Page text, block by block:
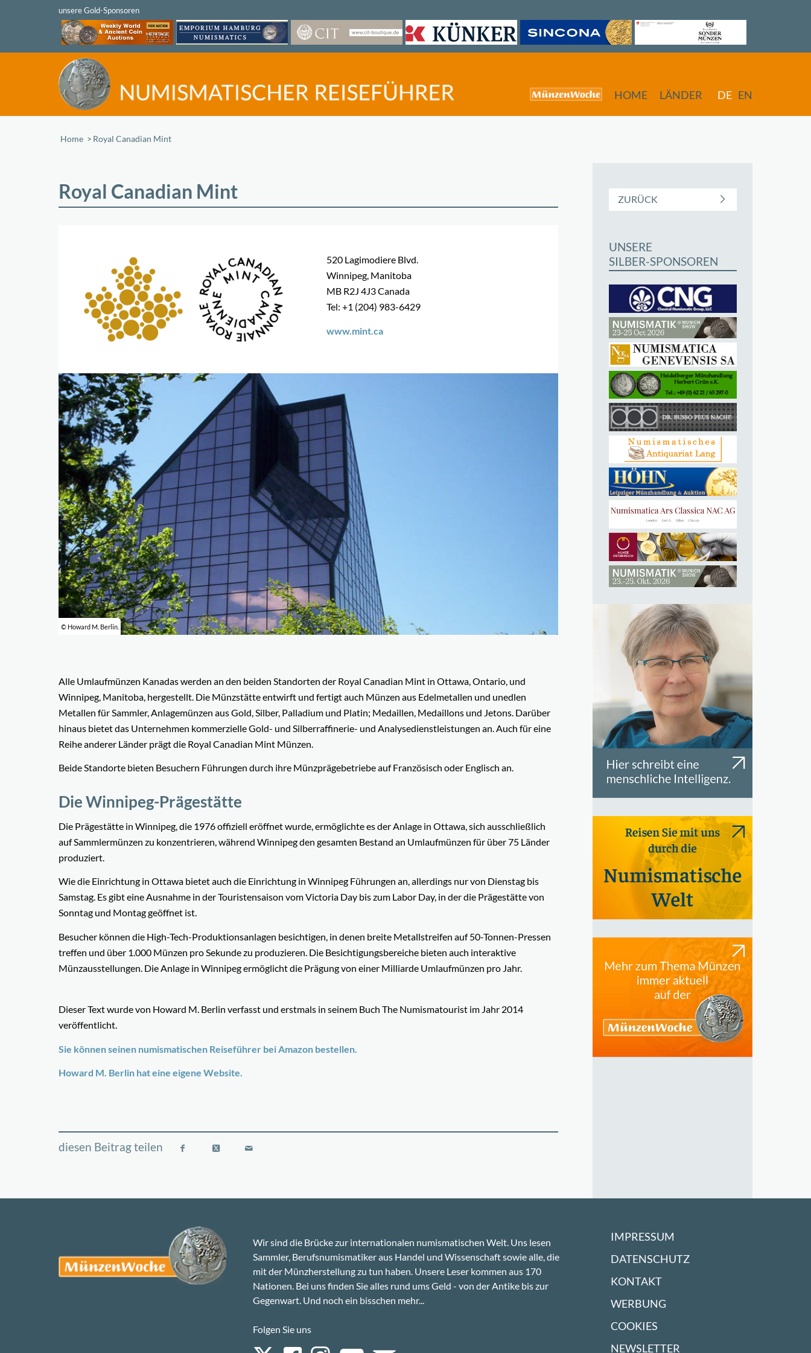
HOME LÄNDER DE EN
Home /Royal Canadian Mint
Royal Canadian Mint
520 Lagimodiere Blvd.
Winnipeg, Manitoba
MB R2J 4J3 Canada
Tel: +1 (204) 983-6429
www.mint.ca
© Howard M. Berlin.
Alle Umlaufmünzen Kanadas werden an den beiden Standorten der Royal Canadian Mint in Ottawa, Ontario, und
Winnipeg, Manitoba, hergestellt. Die Münzstätte entwirft und fertigt auch Münzen aus Edelmetallen und unedlen
Metallen für Sammler, Anlagemünzen aus Gold, Silber, Palladium und Platin; Medaillen, Medaillons und Jetons. Darüber
hinaus bietet das Unternehmen kommerzielle Gold- und Silberraffinerie- und Analysedienstleistungen an. Auch für eine
Reihe anderer Länder prägt die Royal Canadian Mint Münzen.
Beide Standorte bieten Besuchern Führungen durch ihre Münzprägebetriebe auf Französisch oder Englisch an.
Die Winnipeg-Prägestätte
Die Prägestätte in Winnipeg, die 1976 offiziell eröffnet wurde, ermöglichte es der Anlage in Ottawa, sich ausschließlich
auf Sammlermünzen zu konzentrieren, während Winnipeg den gesamten Bestand an Umlaufmünzen für über 75 Länder
produziert.
Wie die Einrichtung in Ottawa bietet auch die Einrichtung in Winnipeg Führungen an, allerdings nur von Dienstag bis
Samstag. Es gibt eine Ausnahme in der Touristensaison vom Victoria Day bis zum Labor Day, in der die Prägestätte von
Sonntag und Montag geöffnet ist.
Besucher können die High-Tech-Produktionsanlagen besichtigen, in denen breite Metallstreifen auf 50-Tonnen-Pressen
treffen und über 1.000 Münzen pro Sekunde zu produzieren. Die Besichtigungsbereiche bieten auch interaktive
Münzausstellungen. Die Anlage in Winnipeg ermöglicht die Prägung von einer Milliarde Umlaufmünzen pro Jahr.
Dieser Text wurde von Howard M. Berlin verfasst und erstmals in seinem Buch The Numismatourist im Jahr 2014
veröffentlicht.
Sie können seinen numismatischen Reiseführer bei Amazon bestellen.
Howard M. Berlin hat eine eigene Website.
ZURÜCK
UNSERE
SILBER-SPONSOREN
Wir sind die Brücke zur internationalen numismatischen Welt. Uns lesen
Sammler, Berufsnumismatiker aus Handel und Wissenschaft sowie alle, die
mit der Münzherstellung zu tun haben. Unsere Leser kommen aus 170
Nationen. Bei uns finden Sie alles rund ums Geld - von der Antike bis zur
Gegenwart. Und noch ein bisschen mehr...
Folgen Sie uns
IMPRESSUM
DATENSCHUTZ
KONTAKT
WERBUNG
COOKIES
NEWSLETTER